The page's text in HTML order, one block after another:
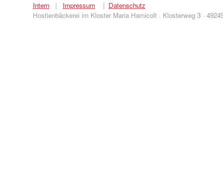
Intern | Impressum | Datenschutz
Hostienbäckerei im Kloster Maria Hamicolt · Klosterweg 3 ·